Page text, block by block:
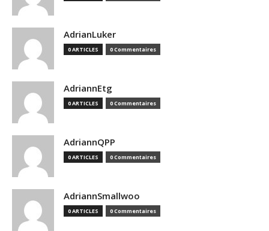
AdrianLuker
0 ARTICLES 0 Commentaires
AdriannEtg
0 ARTICLES 0 Commentaires
AdriannQPP
0 ARTICLES 0 Commentaires
AdriannSmallwoo
0 ARTICLES 0 Commentaires